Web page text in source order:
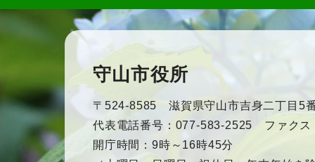
守山市役所
〒524-8585 滋賀県守山市吉身二丁目5
代表電話番号：077-583-2525 ファクス
開庁時間：9時～16時45分